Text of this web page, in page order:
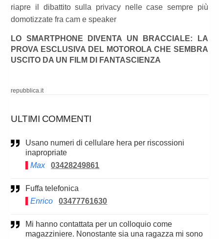
riapre il dibattito sulla privacy nelle case sempre più
domotizzate fra cam e speaker
LO SMARTPHONE DIVENTA UN BRACCIALE: LA
PROVA ESCLUSIVA DEL MOTOROLA CHE SEMBRA
USCITO DA UN FILM DI FANTASCIENZA
repubblica.it
ULTIMI COMMENTI
Usano numeri di cellulare hera per riscossioni
inapropriate
Max
03428249861
Fuffa telefonica
Enrico
03477761630
Mi hanno contattata per un colloquio come
magazziniere. Nonostante sia una ragazza mi sono